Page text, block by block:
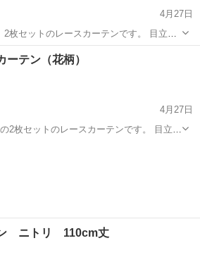
4月27日
枚セットのレースカーテンです。 目立っ
ろしくお願いします。
カーテン、ブラインド
ーテン（花柄）
4月27日
2枚セットのレースカーテンです。 目立っ
ニトリ 110cm丈